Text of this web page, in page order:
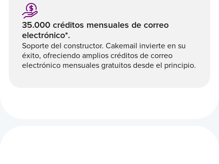
35.000 créditos mensuales de correo
electrónico*.
Soporte del constructor. Cakemail invierte en su
éxito, ofreciendo amplios créditos de correo
electrónico mensuales gratuitos desde el principio.